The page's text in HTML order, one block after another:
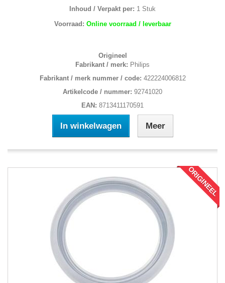
Inhoud / Verpakt per: 1 Stuk
Voorraad: Online voorraad / leverbaar
Origineel
Fabrikant / merk: Philips
Fabrikant / merk nummer / code: 422224006812
Artikelcode / nummer: 92741020
EAN: 8713411170591
In winkelwagen Meer
ORIGINEEL